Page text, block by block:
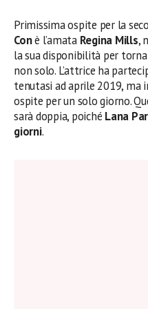
Primissima ospite per la
Conè l’amata Regina Mills,
la sua disponibilità per
non solo. L’attrice ha
tenutasi ad aprile 2019, ma
ospite per un solo giorno.
sarà doppia, poiché Lana
giorni.